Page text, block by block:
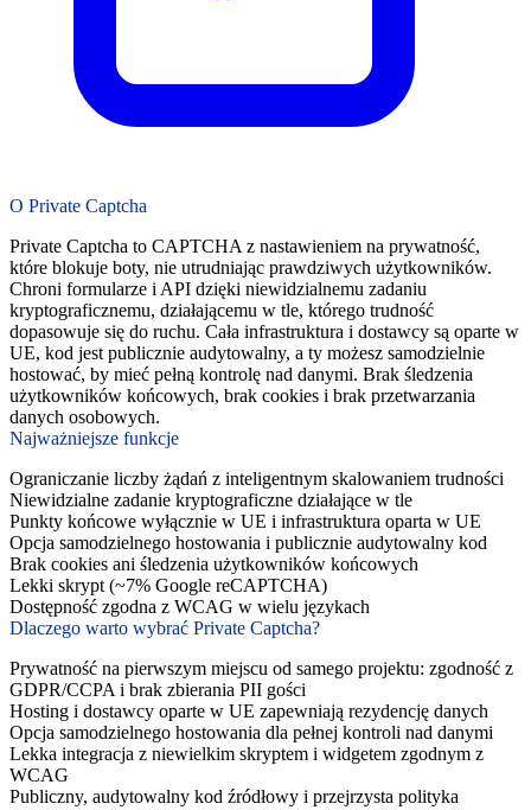
O Private Captcha
Private Captcha to CAPTCHA z nastawieniem na prywatność,
które blokuje boty, nie utrudniając prawdziwych użytkowników.
Chroni formularze i API dzięki niewidzialnemu zadaniu
kryptograficznemu, działającemu w tle, którego trudność
dopasowuje się do ruchu. Cała infrastruktura i dostawcy są oparte w
UE, kod jest publicznie audytowalny, a ty możesz samodzielnie
hostować, by mieć pełną kontrolę nad danymi. Brak śledzenia
użytkowników końcowych, brak cookies i brak przetwarzania
danych osobowych.
Najważniejsze funkcje
Ograniczanie liczby żądań z inteligentnym skalowaniem trudności
Niewidzialne zadanie kryptograficzne działające w tle
Punkty końcowe wyłącznie w UE i infrastruktura oparta w UE
Opcja samodzielnego hostowania i publicznie audytowalny kod
Brak cookies ani śledzenia użytkowników końcowych
Lekki skrypt (~7% Google reCAPTCHA)
Dostępność zgodna z WCAG w wielu językach
Dlaczego warto wybrać Private Captcha?
Prywatność na pierwszym miejscu od samego projektu: zgodność z
GDPR/CCPA i brak zbierania PII gości
Hosting i dostawcy oparte w UE zapewniają rezydencję danych
Opcja samodzielnego hostowania dla pełnej kontroli nad danymi
Lekka integracja z niewielkim skryptem i widgetem zgodnym z
WCAG
Publiczny, audytowalny kod źródłowy i przejrzysta polityka